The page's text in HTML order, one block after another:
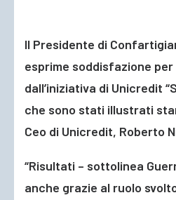
Il Presidente di
esprime soddisfazione
dall’iniziativa di Unicredit
che sono stati illustrati
Ceo di Unicredit, Roberto
“Risultati – sottolinea
anche grazie al ruolo